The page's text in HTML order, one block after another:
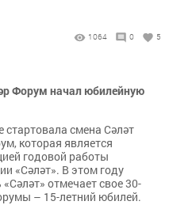
1064 0 5
Форум начал юбилейную
стартовала смена Сәләт
которая является
годовой работы
«Сәләт». В этом году
отмечает свое 30-
– 15-летний юбилей.